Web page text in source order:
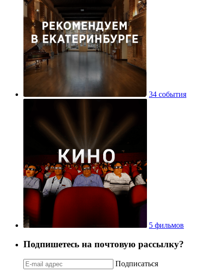
34 события
5 фильмов
Подпишетесь на почтовую рассылку?
Подписаться